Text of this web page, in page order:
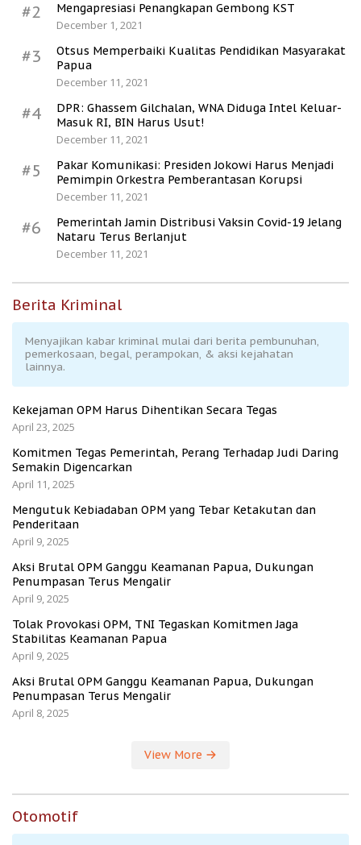
#2
Mengapresiasi Penangkapan Gembong KST
December 1, 2021
#3
Otsus Memperbaiki Kualitas Pendidikan Masyarakat
Papua
December 11, 2021
#4
DPR: Ghassem Gilchalan, WNA Diduga Intel Keluar-
Masuk RI, BIN Harus Usut!
December 11, 2021
#5
Pakar Komunikasi: Presiden Jokowi Harus Menjadi
Pemimpin Orkestra Pemberantasan Korupsi
December 11, 2021
#6
Pemerintah Jamin Distribusi Vaksin Covid-19 Jelang
Nataru Terus Berlanjut
December 11, 2021
Berita Kriminal
Menyajikan kabar kriminal mulai dari berita pembunuhan,
pemerkosaan, begal, perampokan, & aksi kejahatan
lainnya.
Kekejaman OPM Harus Dihentikan Secara Tegas
April 23, 2025
Komitmen Tegas Pemerintah, Perang Terhadap Judi Daring
Semakin Digencarkan
April 11, 2025
Mengutuk Kebiadaban OPM yang Tebar Ketakutan dan
Penderitaan
April 9, 2025
Aksi Brutal OPM Ganggu Keamanan Papua, Dukungan
Penumpasan Terus Mengalir
April 9, 2025
Tolak Provokasi OPM, TNI Tegaskan Komitmen Jaga
Stabilitas Keamanan Papua
April 9, 2025
Aksi Brutal OPM Ganggu Keamanan Papua, Dukungan
Penumpasan Terus Mengalir
April 8, 2025
View More
Otomotif